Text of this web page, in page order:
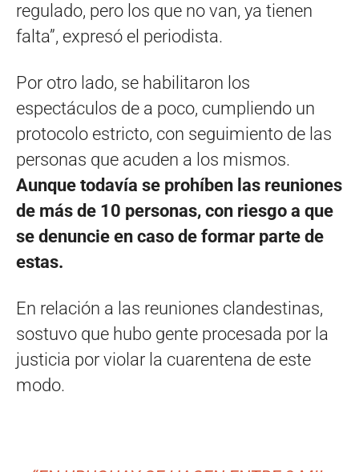
regulado, pero los que no van, ya tienen
falta”, expresó el periodista.
Por otro lado, se habilitaron los
espectáculos de a poco, cumpliendo un
protocolo estricto, con seguimiento de las
personas que acuden a los mismos.
Aunque todavía se prohíben las reuniones
de más de 10 personas, con riesgo a que
se denuncie en caso de formar parte de
estas.
En relación a las reuniones clandestinas,
sostuvo que hubo gente procesada por la
justicia por violar la cuarentena de este
modo.